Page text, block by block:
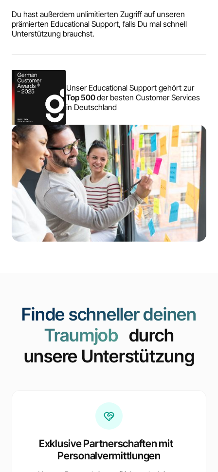
Du hast außerdem unlimitierten Zugriff auf unseren
prämierten Educational Support, falls Du mal schnell
Unterstützung brauchst.
Unser Educational Support gehört zur
Top 500der besten Customer Services
in Deutschland
Finde schneller deinen
Traumjobdurch
unsere Unterstützung
Exklusive Partnerschaften mit
Personalvermittlungen